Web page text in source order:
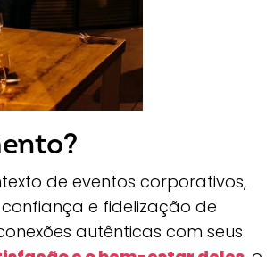
de eventos corporativos,
e fidelização de
autênticas com seus